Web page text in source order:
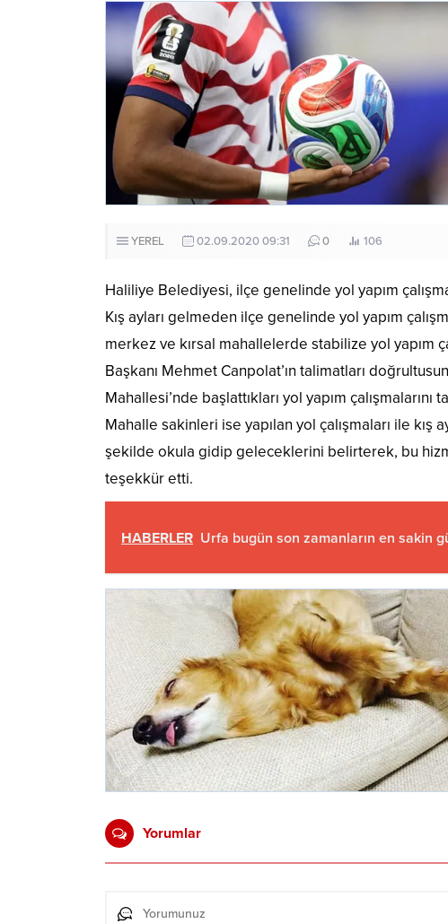
YEREL 02.09.2020 09:31 0 106
Haliliye Belediyesi, ilçe genelinde yol yapım
Kış ayları gelmeden ilçe genelinde yol yapım
merkez ve kırsal mahallelerde stabilize yol yapım
Başkanı Mehmet Canpolat’ın talimatları
Mahallesi’nde başlattıkları yol yapım
Mahalle sakinleri ise yapılan yol çalışmaları ile kış
şekilde okula gidip geleceklerini belirterek, bu
teşekkür etti.
HABERLER Urfa bugün son zamanların en sakin
Yorumlar